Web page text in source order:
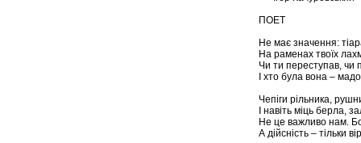
ПОЕТ
Не має значення:
На раменах твоїх
Чи ти переступав, чи
І хто була вона –
Чепіги рільника,
І навіть міць берла,
Не це важливо нам.
А дійсність – тільки